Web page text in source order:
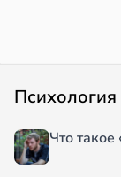
Психология
Что